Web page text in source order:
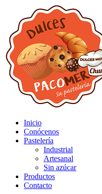
Inicio
Conócenos
Pastelería
Industrial
Artesanal
Sin azúcar
Productos
Contacto